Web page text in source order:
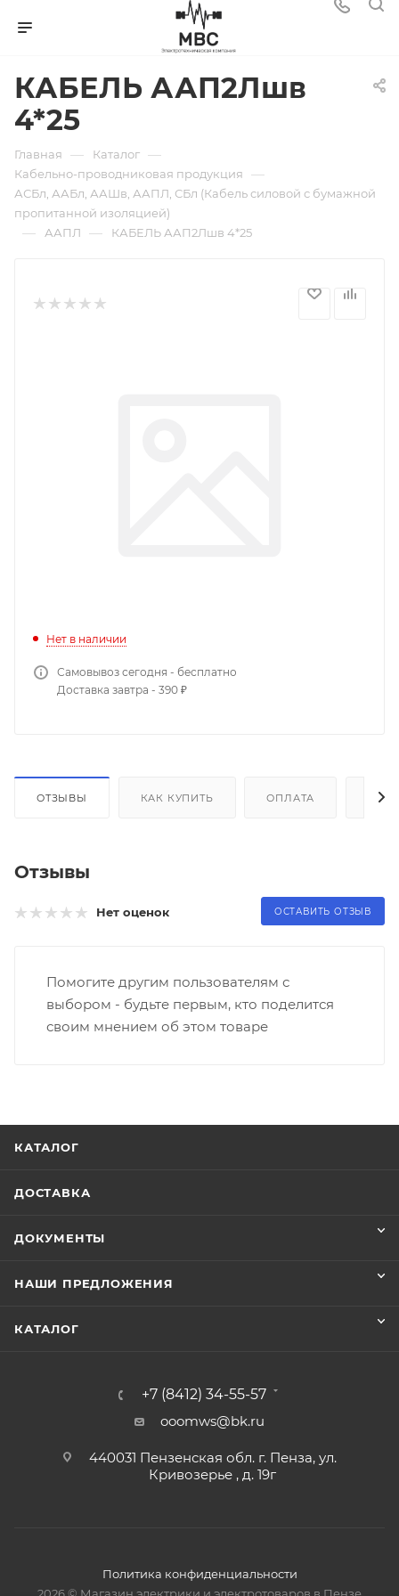
КАБЕЛЬ ААП2Лшв
4*25
Главная — Каталог —
Кабельно-проводниковая продукция —
АСБл, ААБл, ААШв, ААПЛ, СБл (Кабель силовой с бумажной
пропитанной изоляцией)
— ААПЛ — КАБЕЛЬ ААП2Лшв 4*25
Нет в наличии
Самовывоз сегодня - бесплатно
Доставка завтра - 390 ₽
ОТЗЫВЫ КАК КУПИТЬ ОПЛАТА
Отзывы
Нет оценок ОСТАВИТЬ ОТЗЫВ
Помогите другим пользователям с
выбором - будьте первым, кто поделится
своим мнением об этом товаре
КАТАЛОГ
ДОСТАВКА
ДОКУМЕНТЫ
НАШИ ПРЕДЛОЖЕНИЯ
КАТАЛОГ
+7 (8412) 34-55-57
ooomws@bk.ru
440031 Пензенская обл. г. Пенза, ул.
Кривозерье , д. 19г
Политика конфиденциальности